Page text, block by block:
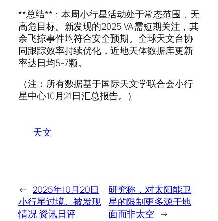
**总结**：本周小行星活动处于常态范围，无
高危目标。新发现的2025 VA需短期关注，其
余飞掠事件均符合安全预期。全球天文台协
同跟踪效率持续优化，近地天体数据库更新
率达日均5-7颗。
（注：所有数据基于国际天文学联合会小行
星中心10月21日汇总报告。）
天文
← 2025年10月20日
小行星过境、被发现
情况 资讯日评
研究称，对太阳能卫
星的限制更多源于地
面而非太空 →